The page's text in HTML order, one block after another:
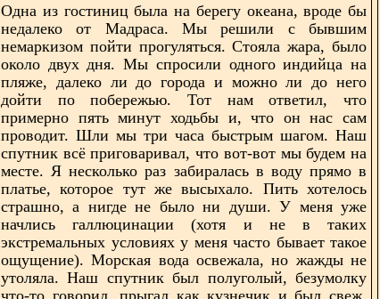
Одна из гостиниц была на берегу океана, вроде бы
недалеко от Мадраса. Мы решили с бывшим
немаркизом пойти прогуляться. Стояла жара, было
около двух дня. Мы спросили одного индийца на
пляже, далеко ли до города и можно ли до него
дойти по побережью. Тот нам ответил, что
примерно пять минут ходьбы и, что он нас сам
проводит. Шли мы три часа быстрым шагом. Наш
спутник всё приговаривал, что вот-вот мы будем на
месте. Я несколько раз забиралась в воду прямо в
платье, которое тут же высыхало. Пить хотелось
страшно, а нигде не было ни души. У меня уже
начлись галлюцинации (хотя и не в таких
экстремальных условиях у меня часто бывает такое
ощущение). Морская вода освежала, но жажды не
утоляла. Наш спутник был полуголый, безумолку
что-то говорил, прыгал как кузнечик и был свеж,